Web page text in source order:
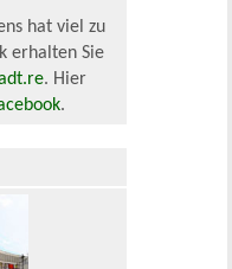
hat viel zu
erhalten Sie
. Hier
.